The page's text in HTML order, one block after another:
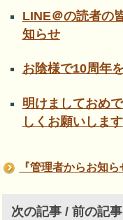
LINE＠の読者の
知らせ
お陰様で10周年
明けましておめ
しくお願いします
『管理者からお知
次の記事 / 前の記事